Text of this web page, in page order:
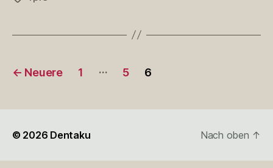
Seitennummerierung
Beiträge
← Neuere 1 … 5 6
© 2026 Dentaku Nach oben ↑